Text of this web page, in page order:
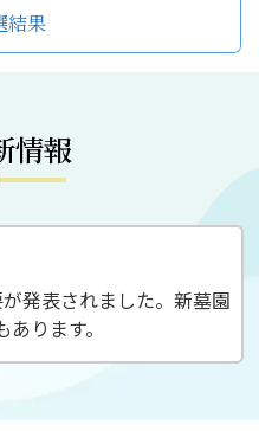
結果
情報
発表されました。新墓園
ります。